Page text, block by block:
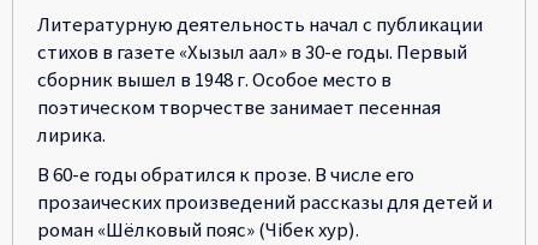
Литературную деятельность начал с публикации
стихов в газете «Хызыл аал» в 30-е годы. Первый
сборник вышел в 1948 г. Особое место в
поэтическом творчестве занимает песенная
лирика.
В 60-е годы обратился к прозе. В числе его
прозаических произведений рассказы для детей и
роман «Шёлковый пояс» (Чібек хур).